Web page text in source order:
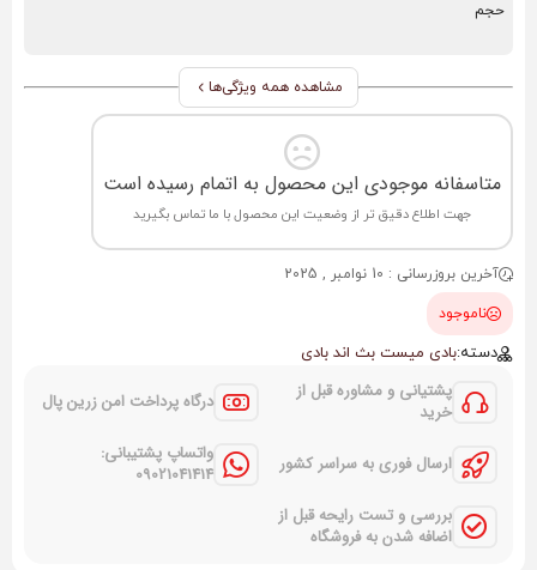
حجم
مشاهده همه ویژگی‌ها
متاسفانه موجودی این محصول به اتمام رسیده است
جهت اطلاع دقیق تر از وضعیت این محصول با ما تماس بگیرید
آخرین بروزرسانی : 10 نوامبر , 2025
ناموجود
دسته:بادی میست بث اند بادی
پشتیانی و مشاوره قبل از
خرید
درگاه پرداخت امن زرین پال
ارسال فوری به سراسر کشور
واتساپ پشتیبانی:
09021041414
بررسی و تست رایحه قبل از
اضافه شدن به فروشگاه